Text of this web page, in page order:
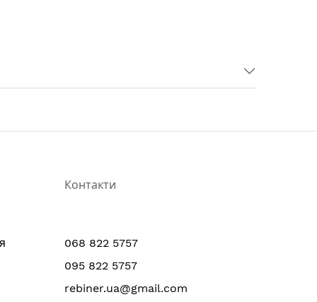
Контакти
068 822 5757
095 822 5757
rebiner.ua@gmail.com